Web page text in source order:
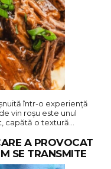
într-o experiență
vin roșu este unul
capătă o textură…
A PROVOCAT
SE TRANSMITE